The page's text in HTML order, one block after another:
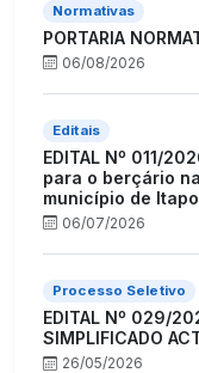
Normativas
PORTARIA
06/08/2026
Editais
EDITAL Nº 011/
para o berçário
município de
06/07/2026
Processo Seletivo
EDITAL Nº 029/
SIMPLIFICADO
26/05/2026